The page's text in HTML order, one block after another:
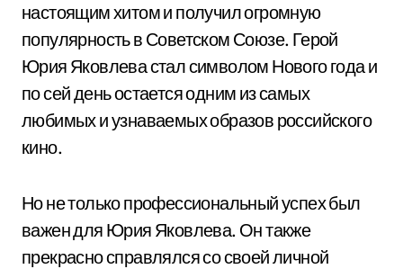
настоящим хитом и получил огромную
популярность в Советском Союзе. Герой
Юрия Яковлева стал символом Нового года и
по сей день остается одним из самых
любимых и узнаваемых образов российского
кино.
Но не только профессиональный успех был
важен для Юрия Яковлева. Он также
прекрасно справлялся со своей личной